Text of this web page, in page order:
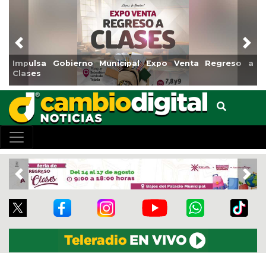
Impulsa Gobierno Municipal Expo Venta Regreso a
Clases
Previous
Previous